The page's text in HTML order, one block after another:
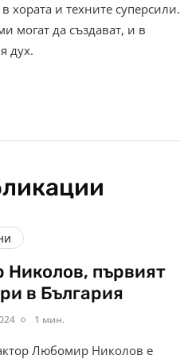
хората и техните суперсили.
могат да създават, и в
дух.
първият
в България
1 мин.
Любомир Николов е